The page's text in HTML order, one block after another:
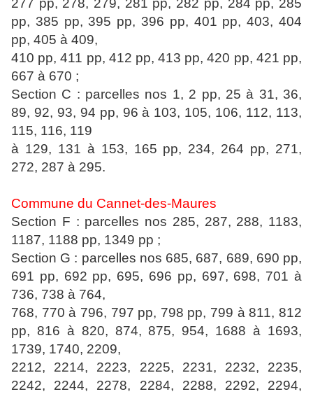
277 pp, 278, 279, 281 pp, 282 pp, 284 pp, 285
pp, 385 pp, 395 pp, 396 pp, 401 pp, 403, 404
pp, 405 à 409,
410 pp, 411 pp, 412 pp, 413 pp, 420 pp, 421 pp,
667 à 670 ;
Section C : parcelles nos 1, 2 pp, 25 à 31, 36,
89, 92, 93, 94 pp, 96 à 103, 105, 106, 112, 113,
115, 116, 119
à 129, 131 à 153, 165 pp, 234, 264 pp, 271,
272, 287 à 295.
Commune du Cannet-des-Maures
Section F : parcelles nos 285, 287, 288, 1183,
1187, 1188 pp, 1349 pp ;
Section G : parcelles nos 685, 687, 689, 690 pp,
691 pp, 692 pp, 695, 696 pp, 697, 698, 701 à
736, 738 à 764,
768, 770 à 796, 797 pp, 798 pp, 799 à 811, 812
pp, 816 à 820, 874, 875, 954, 1688 à 1693,
1739, 1740, 2209,
2212, 2214, 2223, 2225, 2231, 2232, 2235,
2242, 2244, 2278, 2284, 2288, 2292, 2294,